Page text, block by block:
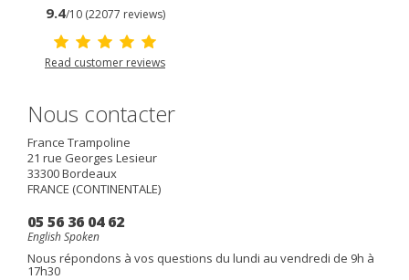
9.4/10 (22077 reviews)
Read customer reviews
Nous contacter
France Trampoline
21 rue Georges Lesieur
33300Bordeaux
FRANCE (CONTINENTALE)
05 56 36 04 62
English Spoken
Nous répondons à vos questions du lundi au vendredi de 9h à
17h30